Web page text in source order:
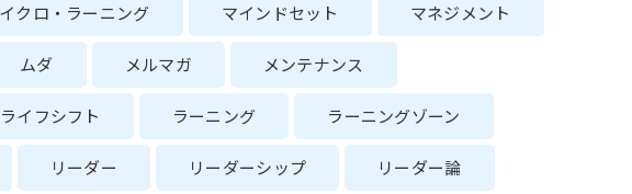
クロ・ラーニング マインドセット マネジメント
ムダ メルマガ メンテナンス
ライフシフト ラーニング ラーニングゾーン
リーダー リーダーシップ リーダー論